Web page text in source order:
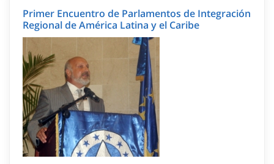
Primer Encuentro de Parlamentos de Integración
Regional de América Latina y el Caribe